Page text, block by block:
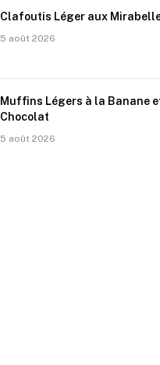
Clafoutis Léger aux
5 août 2026
Muffins Légers à la Banane
Chocolat
5 août 2026